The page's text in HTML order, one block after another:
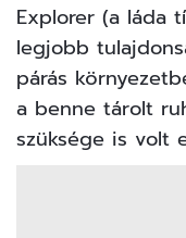
Explorer (a láda
legjobb
párás
a benne tárolt
szüksége is volt